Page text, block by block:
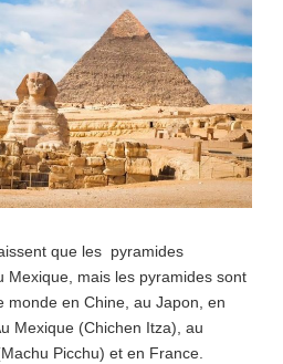
que les pyramides
Mexique, mais les pyramides sont
monde en Chine, au Japon, en
Mexique (Chichen Itza), au
Picchu) et en France.